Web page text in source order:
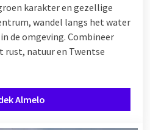
karakter en gezellige
wandel langs het water
de omgeving. Combineer
rust, natuur en Twentse
Almelo